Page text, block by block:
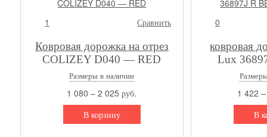
1 Сравнить
Ковровая дорожка на отрез
COLIZEY D040 — RED
Размеры в наличии
1 080 – 2 025 руб.
В корзину
0
ковровая
Lux
1 422
В